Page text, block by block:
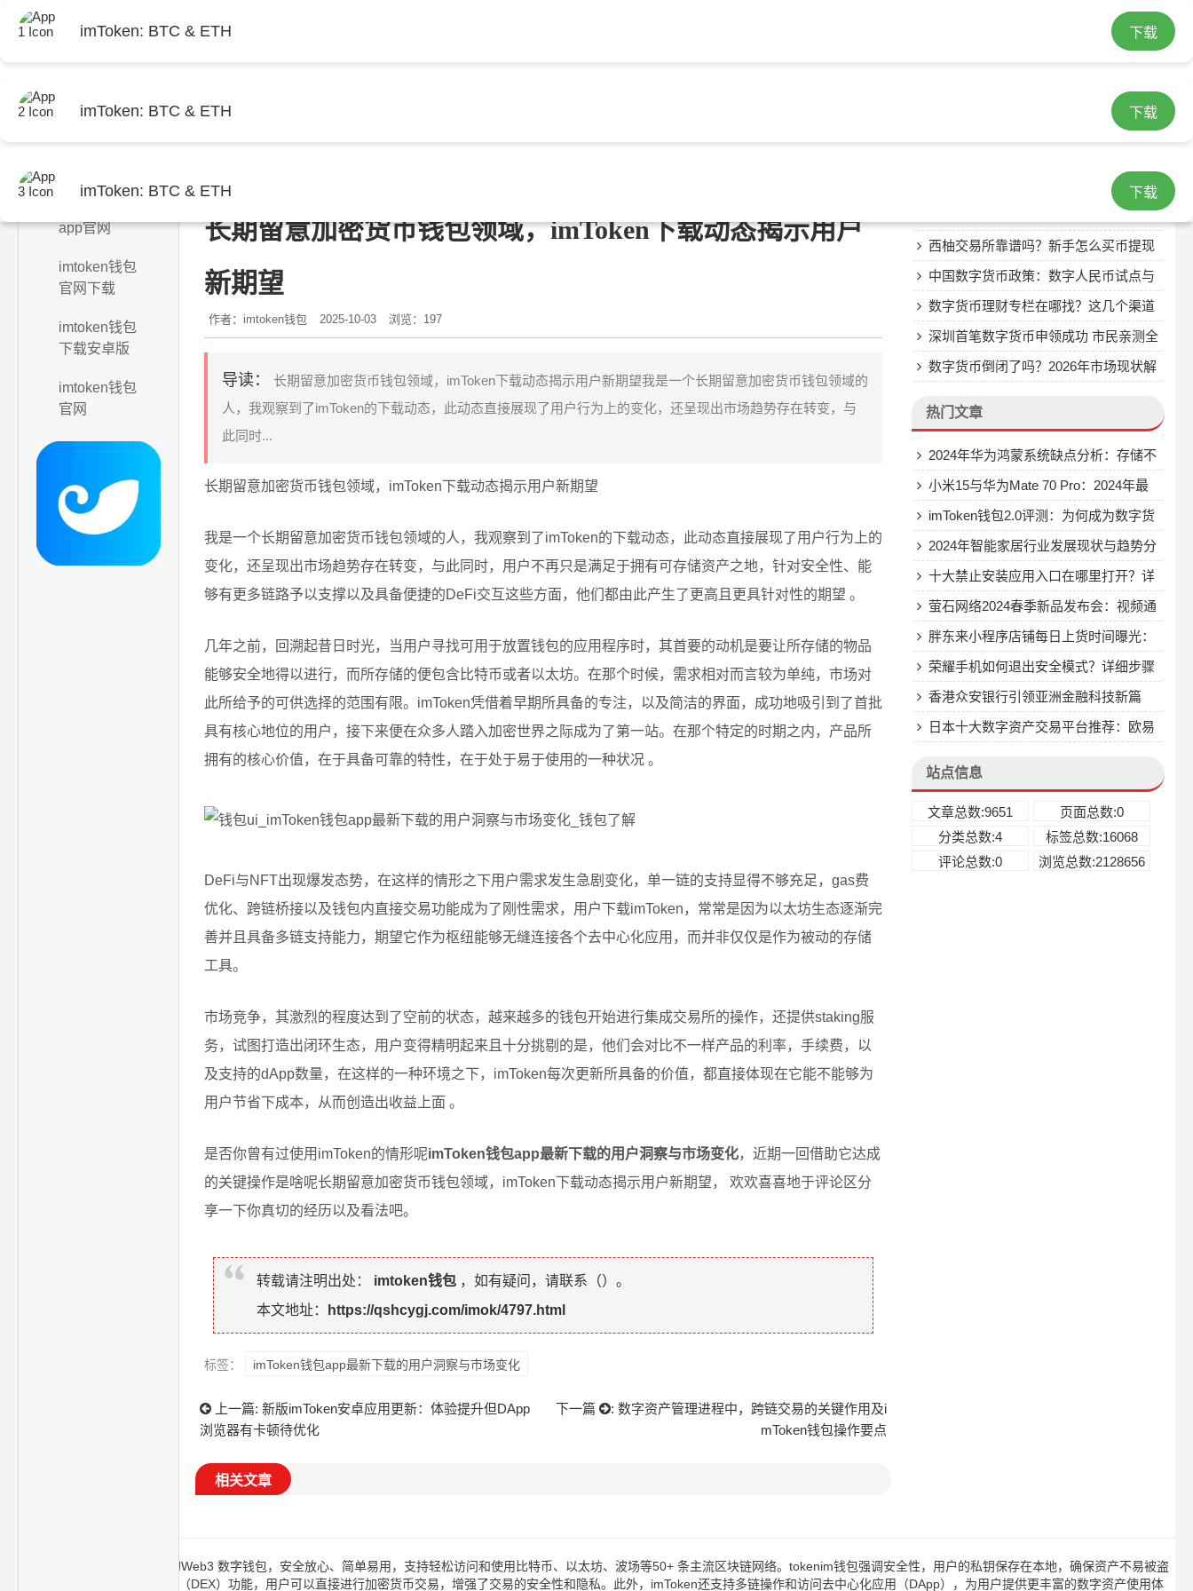
imToken: BTC & ETH 下载
imToken: BTC & ETH 下载
imToken: BTC & ETH 下载
app官网
imtoken钱包
官网下载
imtoken钱包
下载安卓版
imtoken钱包
官网
长期留意加密货币钱包领域，imToken下载动态揭示用户
新期望
作者：imtoken钱包 2025-10-03 浏览：197
导读：
长期留意加密货币钱包领域，imToken下载动态揭示用户新期望我是一个长期留意加密货币钱包领域的
人，我观察到了imToken的下载动态，此动态直接展现了用户行为上的变化，还呈现出市场趋势存在转变，与
此同时...
长期留意加密货币钱包领域，imToken下载动态揭示用户新期望
我是一个长期留意加密货币钱包领域的人，我观察到了imToken的下载动态，此动态直接展现了用户行为上的
变化，还呈现出市场趋势存在转变，与此同时，用户不再只是满足于拥有可存储资产之地，针对安全性、能
够有更多链路予以支撑以及具备便捷的DeFi交互这些方面，他们都由此产生了更高且更具针对性的期望 。
几年之前，回溯起昔日时光，当用户寻找可用于放置钱包的应用程序时，其首要的动机是要让所存储的物品
能够安全地得以进行，而所存储的便包含比特币或者以太坊。在那个时候，需求相对而言较为单纯，市场对
此所给予的可供选择的范围有限。imToken凭借着早期所具备的专注，以及简洁的界面，成功地吸引到了首批
具有核心地位的用户，接下来便在众多人踏入加密世界之际成为了第一站。在那个特定的时期之内，产品所
拥有的核心价值，在于具备可靠的特性，在于处于易于使用的一种状况 。
DeFi与NFT出现爆发态势，在这样的情形之下用户需求发生急剧变化，单一链的支持显得不够充足，gas费
优化、跨链桥接以及钱包内直接交易功能成为了刚性需求，用户下载imToken，常常是因为以太坊生态逐渐完
善并且具备多链支持能力，期望它作为枢纽能够无缝连接各个去中心化应用，而并非仅仅是作为被动的存储
工具。
市场竞争，其激烈的程度达到了空前的状态，越来越多的钱包开始进行集成交易所的操作，还提供staking服
务，试图打造出闭环生态，用户变得精明起来且十分挑剔的是，他们会对比不一样产品的利率，手续费，以
及支持的dApp数量，在这样的一种环境之下，imToken每次更新所具备的价值，都直接体现在它能不能够为
用户节省下成本，从而创造出收益上面 。
是否你曾有过使用imToken的情形呢imToken钱包app最新下载的用户洞察与市场变化，近期一回借助它达成
的关键操作是啥呢长期留意加密货币钱包领域，imToken下载动态揭示用户新期望， 欢欢喜喜地于评论区分
享一下你真切的经历以及看法吧。
转载请注明出处： imtoken钱包 ，如有疑问，请联系（）。
本文地址：
https://qshcygj.com/imok/4797.html
标签： imToken钱包app最新下载的用户洞察与市场变化
上一篇: 新版imToken安卓应用更新：体验提升但DApp
浏览器有卡顿待优化
下一篇 : 数字资产管理进程中，跨链交易的关键作用及i
mToken钱包操作要点
相关文章
数字货币暴跌之后怎么办？老玩家告诉
eos metamask imtoken EOS钱包怎么
两会热议虚拟数字货币，数字人民币前
Global数字货币交易所真实体验：安全
吗？手续费如何？
西柚交易所靠谱吗？新手怎么买币提现
安全吗
中国数字货币政策：数字人民币试点与
监管框架
数字货币理财专栏在哪找？这几个渠道
最靠谱
深圳首笔数字货币申领成功 市民亲测全
流程数字货币倒闭了吗？2026年市场现状解
热门文章
2024年华为鸿蒙系统缺点分析：存储不
足、界面单调、资源消耗大、安全性漏洞
小米15与华为Mate 70 Pro：2024年最
受关注的旗舰手机对比分析
imToken钱包2.0评测：为何成为数字货
币投资者的首选安全钱包？
2024年智能家居行业发展现状与趋势分
析：物联网、云计算、人工智能推动市场
快速增长
十大禁止安装应用入口在哪里打开？详
细解答与实用解决方案
萤石网络2024春季新品发布会：视频通
话摄像机S10等多款智能家居产品重磅发
布
胖东来小程序店铺每日上货时间曝光：
上午9点准时抢购，掌握这些技巧轻松购
得心仪商品
荣耀手机如何退出安全模式？详细步骤
与原因解析
香港众安银行引领亚洲金融科技新篇
章：首家提供加密货币交易服务的数字银
日本十大数字资产交易平台推荐：欧易
稳定性合约
站点信息
文章总数:9651
页面总数:0
分类总数:4
标签总数:16068
评论总数:0
浏览总数:2128656
imtoken钱包千万用户信赖的Web3 数字钱包，安全放心、简单易用，支持轻松访问和使用比特币、以太坊、波场等50+ 条主流区块链网络。tokenim钱包强调安全性，用户的私钥保存在本地，确保资产不易被盗
取。内置的去中心化交易所（DEX）功能，用户可以直接进行加密货币交易，增强了交易的安全性和隐私。此外，imToken还支持多链操作和访问去中心化应用（DApp），为用户提供更丰富的数字资产使用体